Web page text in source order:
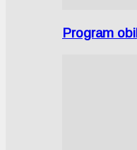
Program